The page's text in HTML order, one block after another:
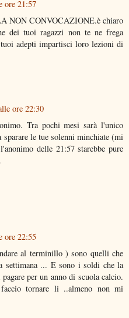
ore 21:57
NON CONVOCAZIONE.è chiaro
dei tuoi ragazzi non te ne frega
adepti impartisci loro lezioni di
ore 22:30
Tra pochi mesi sarà l'unico
sparare le tue solenni minchiate (mi
delle 21:57 starebbe pure
ore 22:55
al terminillo ) sono quelli che
settimana ... E sono i soldi che la
per un anno di scuola calcio.
tornare li ..almeno non mi